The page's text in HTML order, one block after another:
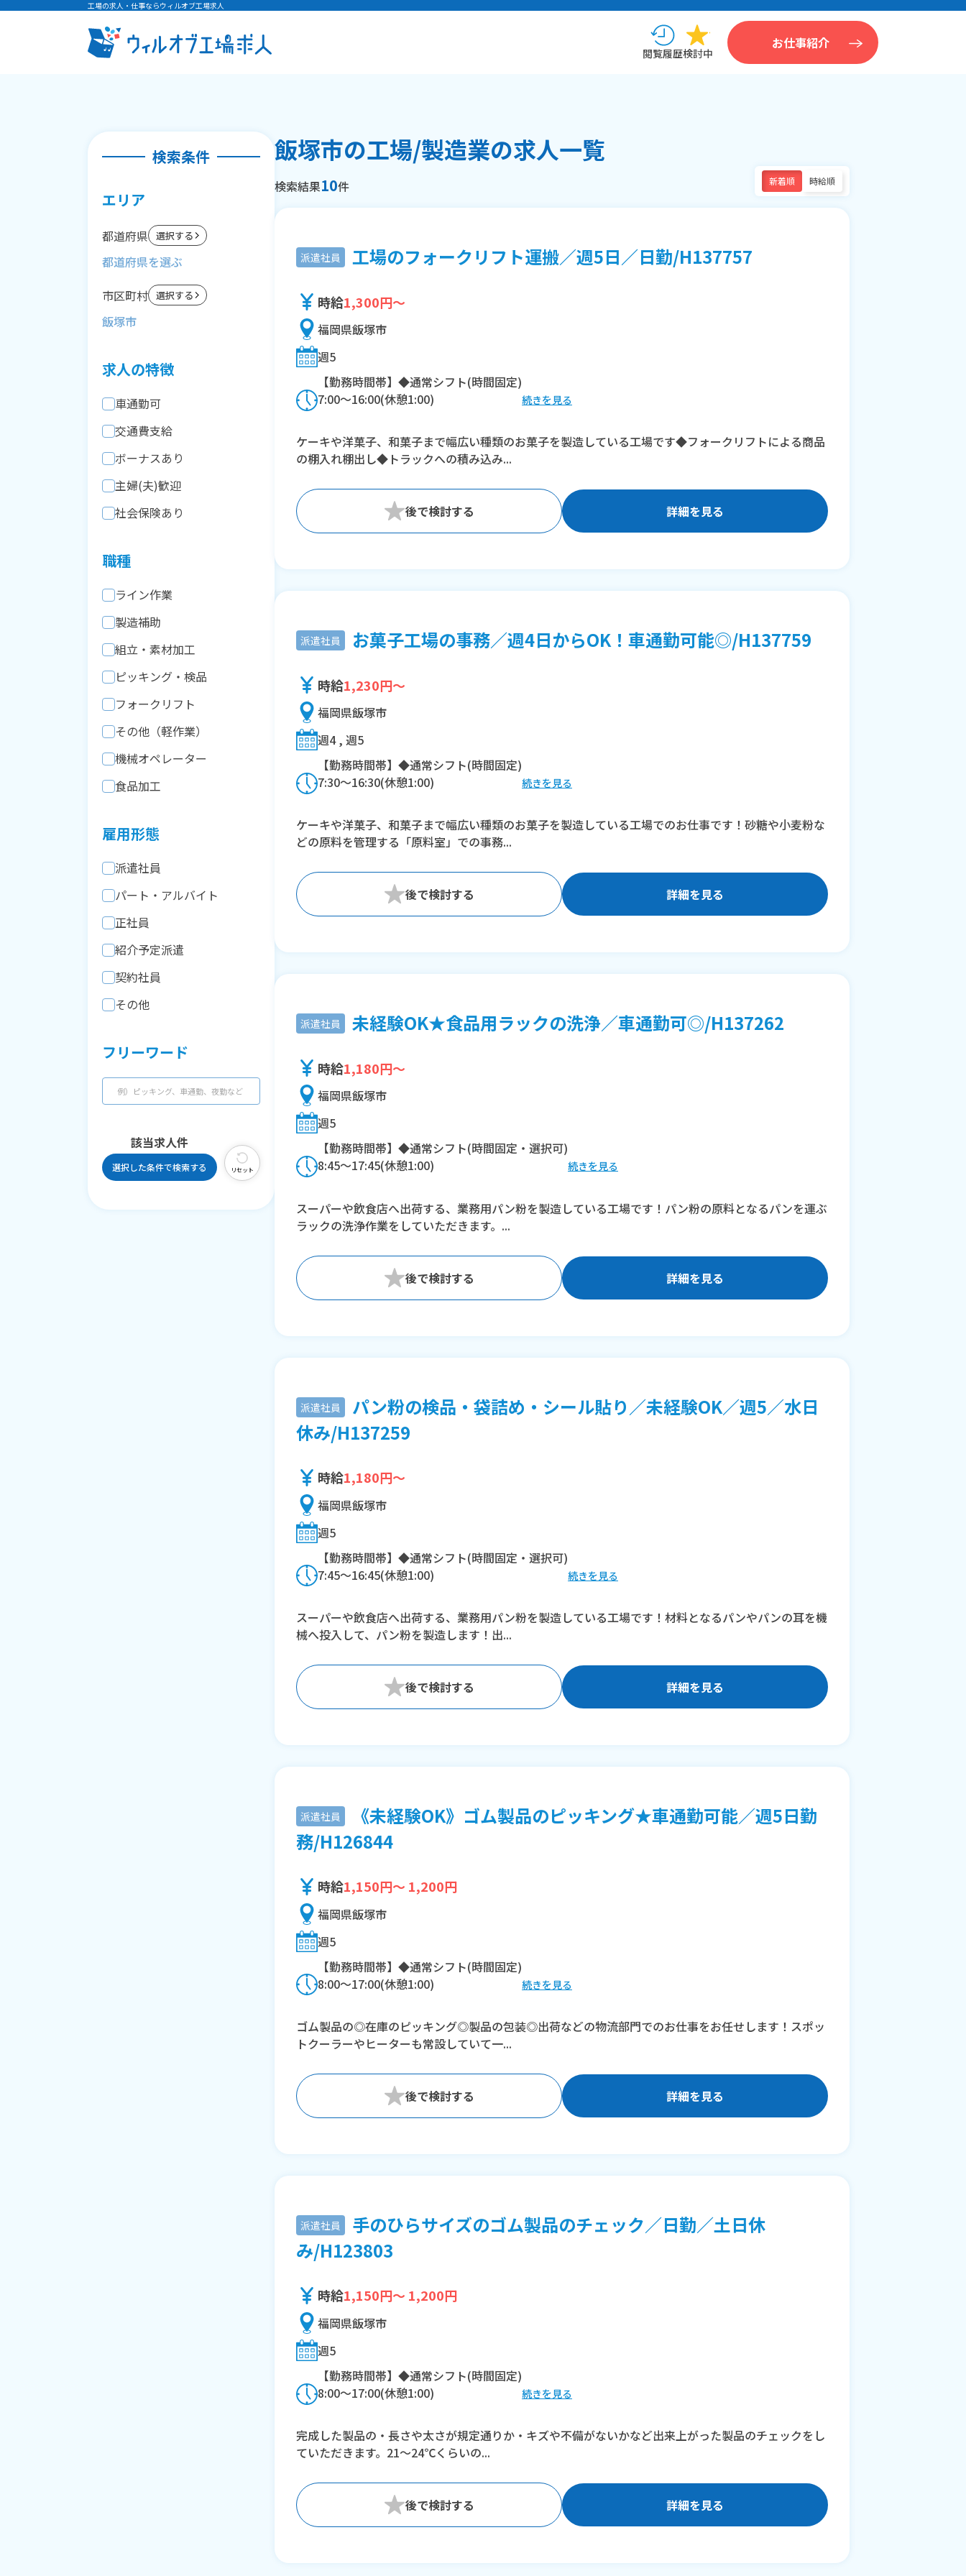
工場の求人・仕事ならウィルオブ工場求人
閲覧履歴検討中
お仕事紹介
検索条件
エリア
都道府県 選択する
市区町村 選択する
飯塚市
求人の特徴
車通勤可
交通費支給
ボーナスあり
主婦(夫)歓迎
社会保険あり
職種
ライン作業
製造補助
組立・素材加工
ピッキング・検品
フォークリフト
その他（軽作業）
機械オペレーター
食品加工
雇用形態
派遣社員
パート・アルバイト
正社員
紹介予定派遣
契約社員
その他
フリーワード
該当求人件
選択した条件で検索する リセット
飯塚市の工場/製造業の求人一覧
検索結果10件 新着順 時給順
派遣社員 工場のフォークリフト運搬／週5日／日勤/H137757
時給1,300円～
福岡県飯塚市
週5
【勤務時間帯】◆通常シフト(時間固定)
7:00〜16:00(休憩1:00)
※残業：0〜20時間程度/月
続きを見る
ケーキや洋菓子、和菓子まで幅広い種類のお菓子を製造している工場です◆フォークリフトによる商品
の棚入れ棚出し◆トラックへの積み込み...
詳細を見る
派遣社員 お菓子工場の事務／週4日からOK！車通勤可能◎/H137759
時給1,230円～
福岡県飯塚市
週4 , 週5
【勤務時間帯】◆通常シフト(時間固定)
7:30〜16:30(休憩1:00)
※残業：10〜20時間程度/月
続きを見る
ケーキや洋菓子、和菓子まで幅広い種類のお菓子を製造している工場でのお仕事です！砂糖や小麦粉な
どの原料を管理する「原料室」での事務...
詳細を見る
派遣社員 未経験OK★食品用ラックの洗浄／車通勤可◎/H137262
時給1,180円～
福岡県飯塚市
週5
【勤務時間帯】◆通常シフト(時間固定・選択可)
8:45〜17:45(休憩1:00)
※残業：20〜30時間程度/月
続きを見る
スーパーや飲食店へ出荷する、業務用パン粉を製造している工場です！パン粉の原料となるパンを運ぶ
ラックの洗浄作業をしていただきます。...
詳細を見る
派遣社員
パン粉の検品・袋詰め・シール貼り／未経験OK／週5／水日
休み/H137259
時給1,180円～
福岡県飯塚市
週5
【勤務時間帯】◆通常シフト(時間固定・選択可)
7:45〜16:45(休憩1:00)
※残業：20〜30時間程度/月
続きを見る
スーパーや飲食店へ出荷する、業務用パン粉を製造している工場です！材料となるパンやパンの耳を機
械へ投入して、パン粉を製造します！出...
詳細を見る
派遣社員
《未経験OK》ゴム製品のピッキング★車通勤可能／週5日勤
務/H126844
時給1,150円～ 1,200円
福岡県飯塚市
週5
【勤務時間帯】◆通常シフト(時間固定)
8:00〜17:00(休憩1:00)
※残業：0〜30時間程度/月
続きを見る
ゴム製品の◎在庫のピッキング◎製品の包装◎出荷などの物流部門でのお仕事をお任せします！スポッ
トクーラーやヒーターも常設していて一...
詳細を見る
派遣社員
手のひらサイズのゴム製品のチェック／日勤／土日休
み/H123803
時給1,150円～ 1,200円
福岡県飯塚市
週5
【勤務時間帯】◆通常シフト(時間固定)
8:00〜17:00(休憩1:00)
※残業：0〜30時間程度/月
続きを見る
完成した製品の・長さや太さが規定通りか・キズや不備がないかなど出来上がった製品のチェックをし
ていただきます。21～24℃くらいの...
詳細を見る